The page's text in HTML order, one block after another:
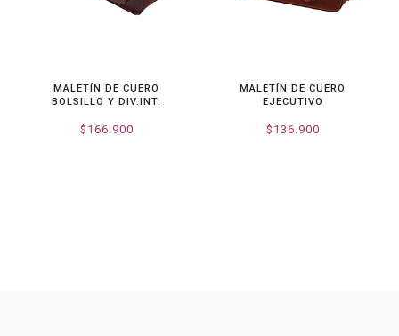
MALETÍN DE CUERO
BOLSILLO Y DIV.INT.
$166.900
MALETÍN DE CUERO
EJECUTIVO
$136.900